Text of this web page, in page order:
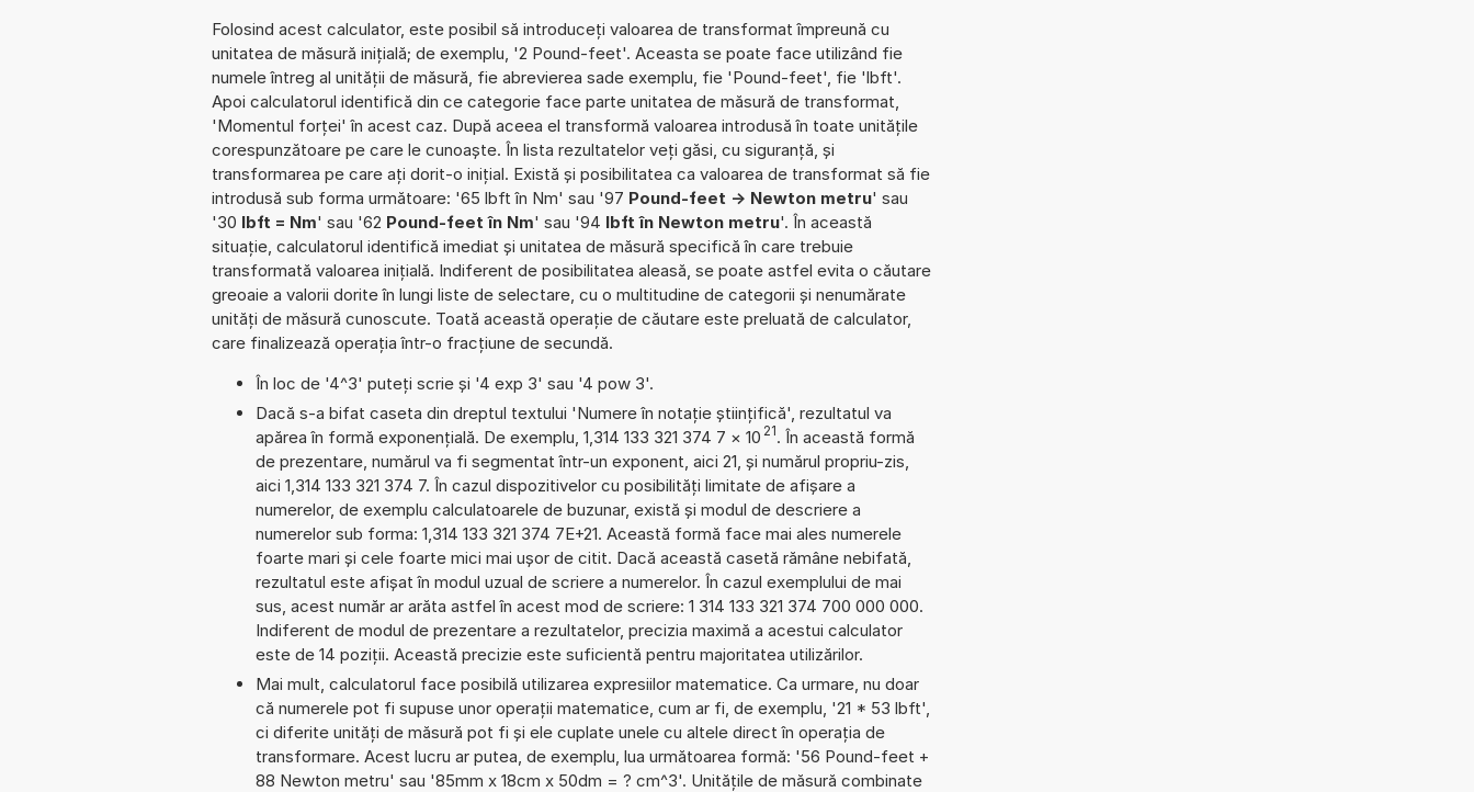
Folosind acest calculator, este posibil să introduceți valoarea de transformat împreună cu
unitatea de măsură inițială; de exemplu, '2 Pound-feet'. Aceasta se poate face utilizând fie
numele întreg al unității de măsură, fie abrevierea sade exemplu, fie 'Pound-feet', fie 'lbft'.
Apoi calculatorul identifică din ce categorie face parte unitatea de măsură de transformat,
'Momentul forței' în acest caz. După aceea el transformă valoarea introdusă în toate unitățile
corespunzătoare pe care le cunoaște. În lista rezultatelor veți găsi, cu siguranță, și
transformarea pe care ați dorit-o inițial. Există și posibilitatea ca valoarea de transformat să fie
introdusă sub forma următoare: '65 lbft în Nm' sau '97 Pound-feet -> Newton metru' sau
'30 lbft = Nm' sau '62 Pound-feet în Nm' sau '94 lbft în Newton metru'. În această
situație, calculatorul identifică imediat și unitatea de măsură specifică în care trebuie
transformată valoarea inițială. Indiferent de posibilitatea aleasă, se poate astfel evita o căutare
greoaie a valorii dorite în lungi liste de selectare, cu o multitudine de categorii și nenumărate
unități de măsură cunoscute. Toată această operație de căutare este preluată de calculator,
care finalizează operația într-o fracțiune de secundă.
În loc de '4^3' puteți scrie și '4 exp 3' sau '4 pow 3'.
Dacă s-a bifat caseta din dreptul textului 'Numere în notație științifică', rezultatul va
apărea în formă exponențială. De exemplu, 1,314 133 321 374 7 × 10 21. În această formă
de prezentare, numărul va fi segmentat într-un exponent, aici 21, și numărul propriu-zis,
aici 1,314 133 321 374 7. În cazul dispozitivelor cu posibilități limitate de afișare a
numerelor, de exemplu calculatoarele de buzunar, există și modul de descriere a
numerelor sub forma: 1,314 133 321 374 7E+21. Această formă face mai ales numerele
foarte mari și cele foarte mici mai ușor de citit. Dacă această casetă rămâne nebifată,
rezultatul este afișat în modul uzual de scriere a numerelor. În cazul exemplului de mai
sus, acest număr ar arăta astfel în acest mod de scriere: 1 314 133 321 374 700 000 000.
Indiferent de modul de prezentare a rezultatelor, precizia maximă a acestui calculator
este de 14 poziții. Această precizie este suficientă pentru majoritatea utilizărilor.
Mai mult, calculatorul face posibilă utilizarea expresiilor matematice. Ca urmare, nu doar
că numerele pot fi supuse unor operații matematice, cum ar fi, de exemplu, '21 * 53 lbft',
ci diferite unități de măsură pot fi și ele cuplate unele cu altele direct în operația de
transformare. Acest lucru ar putea, de exemplu, lua următoarea formă: '56 Pound-feet +
88 Newton metru' sau '85mm x 18cm x 50dm = ? cm^3'. Unitățile de măsură combinate